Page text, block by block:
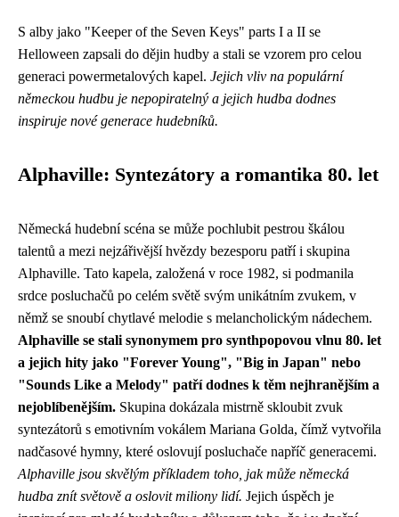
S alby jako "Keeper of the Seven Keys" parts I a II se
Helloween zapsali do dějin hudby a stali se vzorem pro celou
generaci powermetalových kapel. Jejich vliv na populární
německou hudbu je nepopiratelný a jejich hudba dodnes
inspiruje nové generace hudebníků.
Alphaville: Syntezátory a romantika 80. let
Německá hudební scéna se může pochlubit pestrou škálou
talentů a mezi nejzářivější hvězdy bezesporu patří i skupina
Alphaville. Tato kapela, založená v roce 1982, si podmanila
srdce posluchačů po celém světě svým unikátním zvukem, v
němž se snoubí chytlavé melodie s melancholickým nádechem.
Alphaville se stali synonymem pro synthpopovou vlnu 80. let
a jejich hity jako "Forever Young", "Big in Japan" nebo
"Sounds Like a Melody" patří dodnes k těm nejhranějším a
nejoblíbenějším. Skupina dokázala mistrně skloubit zvuk
syntezátorů s emotivním vokálem Mariana Golda, čímž vytvořila
nadčasové hymny, které oslovují posluchače napříč generacemi.
Alphaville jsou skvělým příkladem toho, jak může německá
hudba znít světově a oslovit miliony lidí. Jejich úspěch je